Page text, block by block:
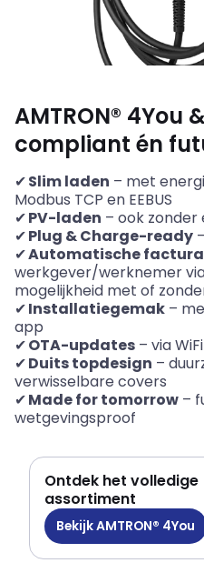
AMTRON® 4You
compliant én
✔Slim laden – met
Modbus TCP en EEBUS
✔PV-laden – ook zonder
✔Plug &Charge-ready
✔Automatische
werkgever/werknemer
mogelijkheid met of
✔Installatiegemak –
app
✔OTA-updates – viaWiFi
✔Duits topdesign –
verwisselbare covers
✔Madefortomorrow –
wetgevingsproof
Ontdek het volledige
assortiment
Bekijk AMTRON® 4You